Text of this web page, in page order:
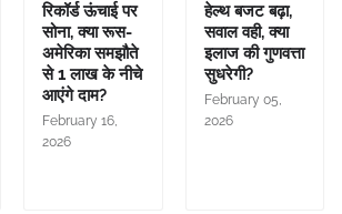
रिकॉर्ड ऊंचाई पर
सोना, क्या रूस-
अमेरिका समझौते
से 1 लाख के नीचे
आएंगे दाम?
February 16,
2026
हेल्थ बजट बढ़ा,
सवाल वही, क्या
इलाज की गुणवत्ता
सुधरेगी?
February 05,
2026